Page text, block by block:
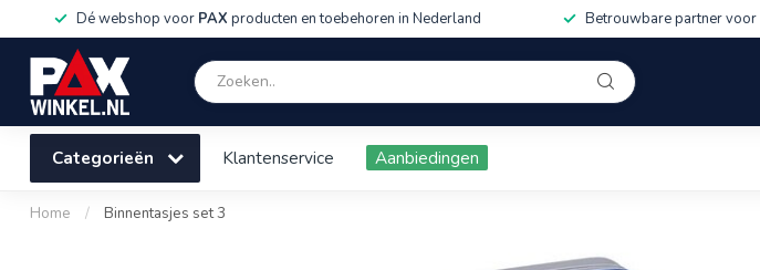
Dé webshop voor PAX producten en toebehoren in Nederland Betrouwbare partner voor
Categorieën Klantenservice Aanbiedingen
Home / Binnentasjes set 3